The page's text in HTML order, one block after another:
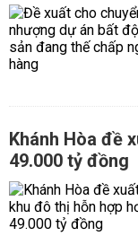
Khánh Hòa đề
49.000 tỷ đồng